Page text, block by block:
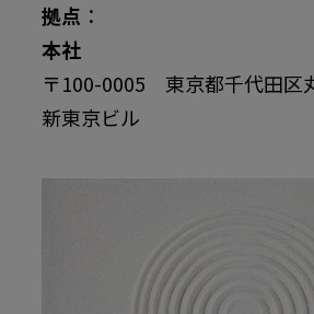
拠点 ：
本社
〒100-0005 東京都千代田区
新東京ビル